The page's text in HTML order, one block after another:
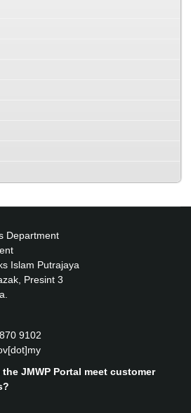
Department
Islam Putrajaya
Presint 3
9102
JMWP Portal meet customer